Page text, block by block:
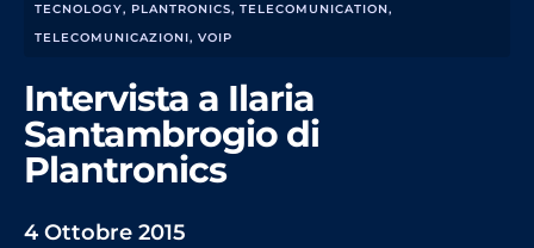
TECNOLOGY, PLANTRONICS, TELECOMUNICATION,
TELECOMUNICAZIONI, VOIP
Intervista a Ilaria
Santambrogio di
Plantronics
4 Ottobre 2015